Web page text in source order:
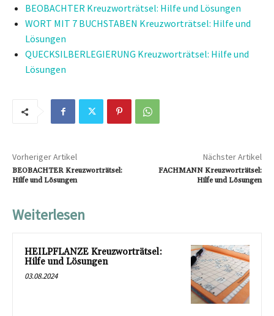
BEOBACHTER Kreuzworträtsel: Hilfe und Lösungen
WORT MIT 7 BUCHSTABEN Kreuzworträtsel: Hilfe und
Lösungen
QUECKSILBERLEGIERUNG Kreuzworträtsel: Hilfe und
Lösungen
Vorheriger Artikel
BEOBACHTER Kreuzworträtsel:
Hilfe und Lösungen
Nächster Artikel
FACHMANN Kreuzworträtsel:
Hilfe und Lösungen
Weiterlesen
HEILPFLANZE Kreuzworträtsel:
Hilfe und Lösungen
03.08.2024